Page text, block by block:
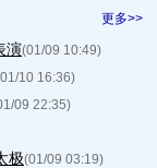
更多>>
演(01/09 10:49)
10 16:36)
09 22:35)
极(01/09 03:19)